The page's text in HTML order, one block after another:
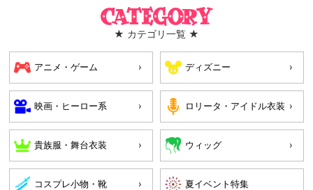
Category
★ カテゴリ一覧 ★
アニメ・ゲーム ディズニー
映画・ヒーロー系 ロリータ・アイドル衣装
貴族服・舞台衣装 ウィッグ
コスプレ小物・靴